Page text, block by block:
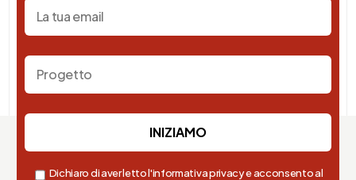
Dichiaro di aver letto l'informativa privacy e acconsento al